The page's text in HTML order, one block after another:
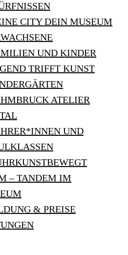
CITY DEIN MUSEUM
UND KINDER
TRIFFT KUNST
ATELIER
UND
– TANDEM IM
& PREISE